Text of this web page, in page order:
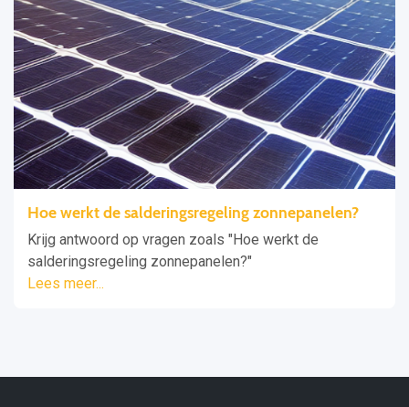
Hoe werkt de salderingsregeling zonnepanelen?
Krijg antwoord op vragen zoals "Hoe werkt de
salderingsregeling zonnepanelen?"
Lees meer...